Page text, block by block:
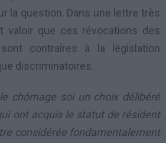
la question. Dans une lettre très
valoir que ces révocations des
contraires à la législation
discriminatoires.
chômage soi un choix délibéré
ont acquis le statut de résident
considérée fondamentalement